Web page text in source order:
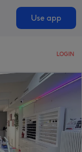
Use app
LOGIN